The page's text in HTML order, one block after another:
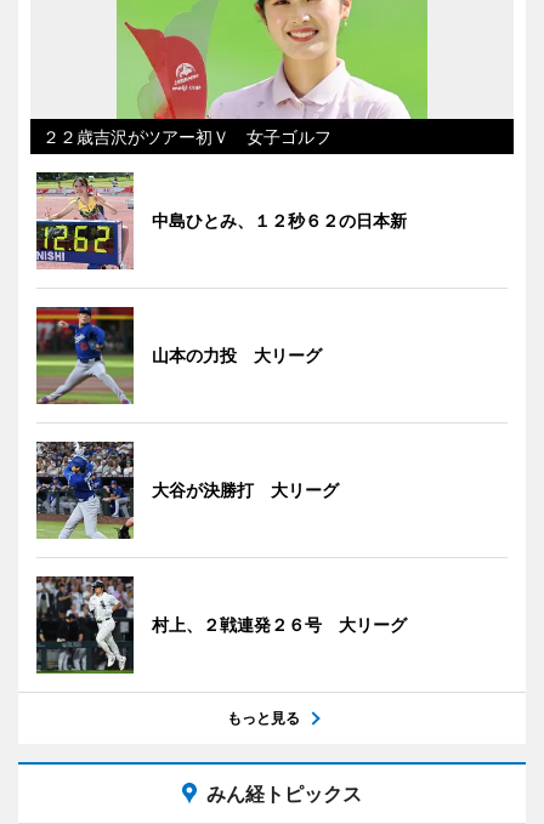
２２歳吉沢がツアー初Ｖ 女子ゴルフ
中島ひとみ、１２秒６２の日本新
山本の力投 大リーグ
大谷が決勝打 大リーグ
村上、２戦連発２６号 大リーグ
もっと見る
みん経トピックス